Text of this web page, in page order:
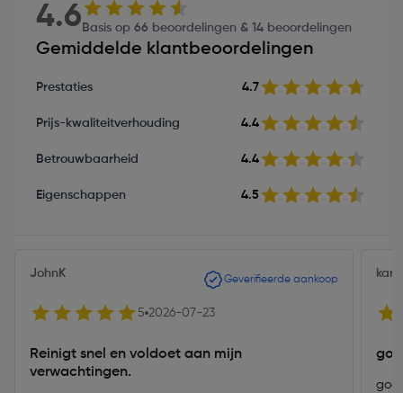
4.6 Basis op 66 beoordelingen & 14 beoordelingen
Gemiddelde klantbeoordelingen
Prestaties 4.7
Prijs-kwaliteitverhouding 4.4
Betrouwbaarheid 4.4
Eigenschappen 4.5
JohnK Geverifieerde aankoop
5 2026-07-23
Reinigt snel en voldoet aan mijn
verwachtingen.